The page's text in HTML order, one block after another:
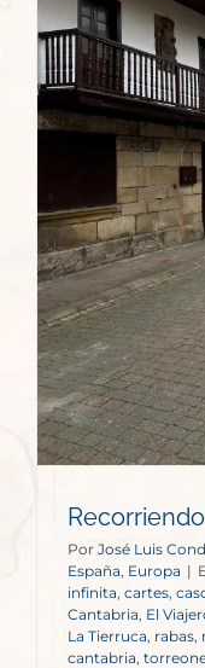
Por José Luis
España, Europa |
infinita, cartes
Cantabria El
La Tierruca, rabas
cantabria,